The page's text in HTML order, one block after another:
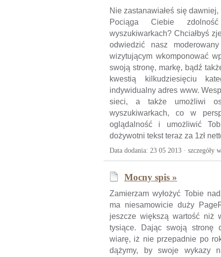
Nie zastanawiałeś się
Pociąga Ciebie
wyszukiwarkach? Chciałbyś
odwiedzić nasz
wizytującym wkomponować
swoją stronę, markę, bądź
kwestią kilkudziesięciu
indywidualny adres www.
sieci, a także umożliwi
wyszukiwarkach, co w
oglądalność i umożliwić
dożywotni tekst teraz za 1zł
Data dodania: 23 05 2013 · szczegóły
Mocny spis »
Zamierzam wyłożyć Tobie
ma niesamowicie duży
jeszcze większą wartość niż
tysiące. Dając swoją stronę
wiarę, iż nie przepadnie po
dążymy, by swoje wykazy